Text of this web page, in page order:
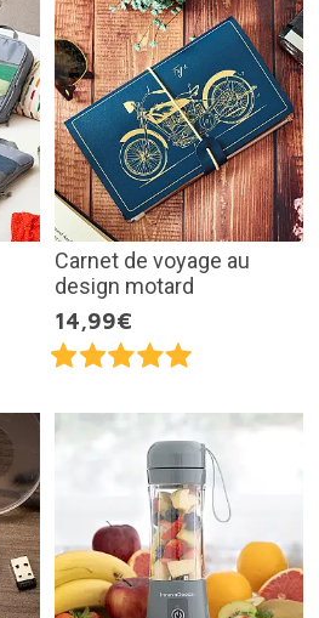
Carnet de voyage au
design motard
14,99€